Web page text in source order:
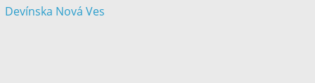
Devínska Nová Ves